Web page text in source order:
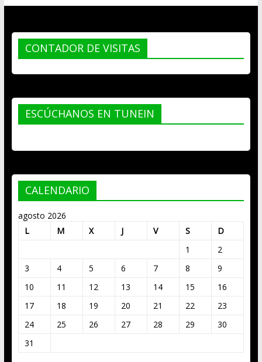
CONTADOR DE VISITAS
ESCÚCHANOS EN TUNEIN
CALENDARIO
agosto 2026
L
M X J V S
D
1
2
3
4 5 6 7 8
9
10
11 12 13 14 15
16
17
18 19 20 21 22
23
24
25 26 27 28 29
30
31